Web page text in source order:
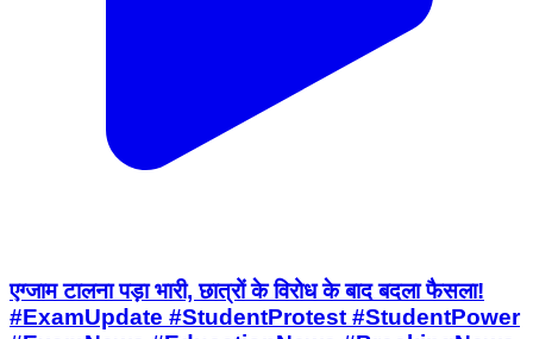
एग्जाम टालना पड़ा भारी, छात्रों के विरोध के बाद बदला फैसला!
#ExamUpdate #StudentProtest #StudentPower